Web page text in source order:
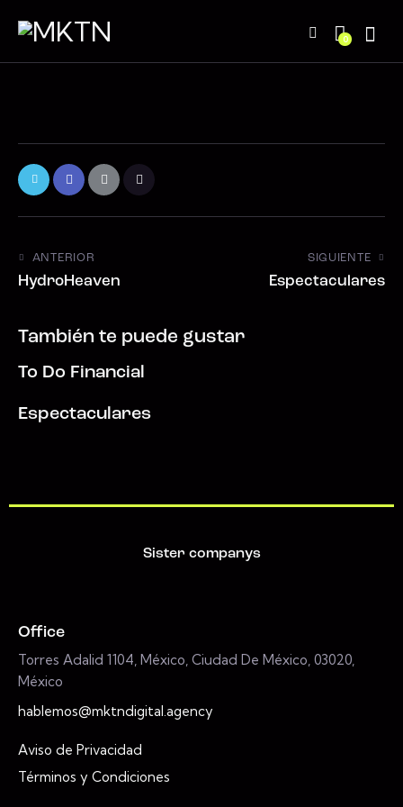
0
ANTERIOR
HydroHeaven
SIGUIENTE
Espectaculares
También te puede gustar
To Do Financial
Espectaculares
Sister companys
Office
Torres Adalid 1104, México, Ciudad De México, 03020,
México
hablemos@mktndigital.agency
Aviso de Privacidad
Términos y Condiciones